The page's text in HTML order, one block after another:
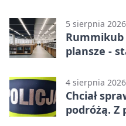
5 sierpnia 2026
Rummikub
plansze -
4 sierpnia 2026
Chciał
podróżą. Z